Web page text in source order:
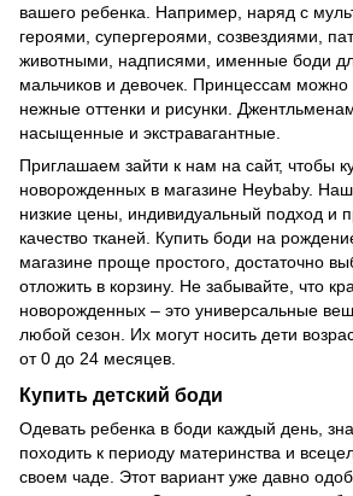
вашего ребенка. Например, наряд с
героями, супергероями, созвездиями,
животными, надписями, именные боди
мальчиков и девочек. Принцессам
нежные оттенки и рисунки.
насыщенные и экстравагантные.
Приглашаем зайти к нам на сайт, чтобы
новорожденных в магазине Heybaby.
низкие цены, индивидуальный подход и
качество тканей. Купить боди на
магазине проще простого, достаточно
отложить в корзину. Не забывайте, что
новорожденных – это универсальные
любой сезон. Их могут носить дети
от 0 до 24 месяцев.
Купить детский боди
Одевать ребенка в боди каждый день,
походить к периоду материнства и
своем чаде. Этот вариант уже давно